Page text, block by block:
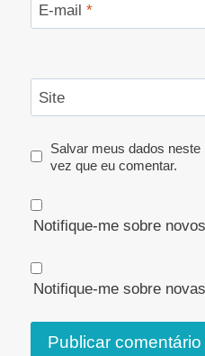
E-mail *
Site
Salvar meus dados
vez que eu comentar.
Notifique-me sobre
Notifique-me sobre